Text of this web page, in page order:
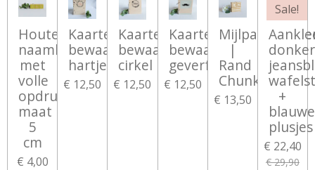
Houten
naamblokken
met
volle
opdruk
maat
5
cm
€ 4,00
Kaarten
bewaarbundel
hartjes
€ 12,50
Kaarten
bewaarbundel
cirkel
€ 12,50
Kaarten
bewaarbundel
geverfd
€ 12,50
|
Rand
Chunk
€ 13,50
Sale!
donker
+
blauwe
plusjes
€ 22,40
€ 29,90